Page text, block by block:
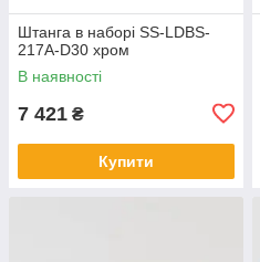
Штанга в наборі SS-LDBS-
217A-D30 хром
В наявності
7 421 ₴
Купити